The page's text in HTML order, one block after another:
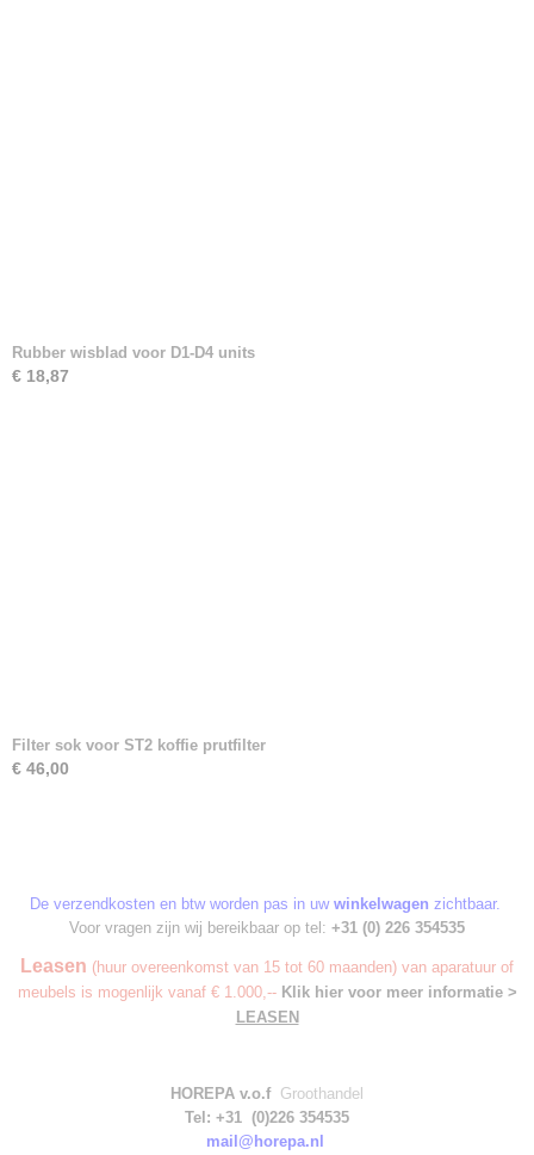
Rubber wisblad voor D1-D4 units
€ 18,87
Filter sok voor ST2 koffie prutfilter
€ 46,00
De verzendkosten en btw worden pas in uw winkelwagen zichtbaar.
Voor vragen zijn wij bereikbaar op tel: +31 (0) 226 354535
Leasen (huur overeenkomst van 15 tot 60 maanden) van aparatuur of
meubels is mogenlijk vanaf € 1.000,-- Klik hier voor meer informatie >
LEASEN
HOREPA v.o.f Groothandel
Tel: +31 (0)226 354535
mail@horepa.nl